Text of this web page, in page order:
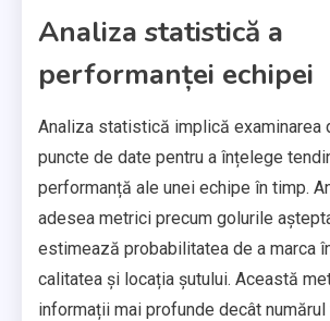
Analiza statistică a
performanței echipei
Analiza statistică implică examinarea
puncte de date pentru a înțelege
performanță ale unei echipe în timp.
adesea metrici precum golurile
estimează probabilitatea de a marca
calitatea și locația șutului. Această
informații mai profunde decât